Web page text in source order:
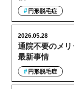
円形脱毛症
通院不要のメ
最新事情
2026.05.28
円形脱毛症